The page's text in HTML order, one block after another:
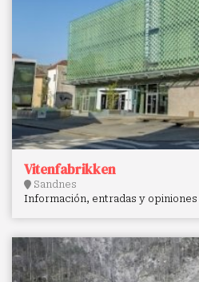
Vitenfabrikken
Sandnes
Información, entradas y opiniones